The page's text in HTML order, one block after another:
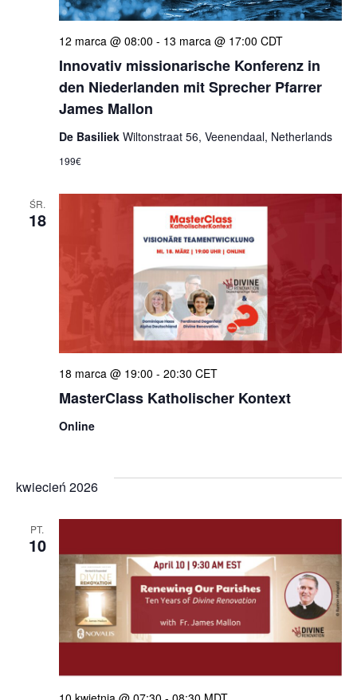
Innovativ missionarische Konferenz in
den Niederlanden mit Sprecher Pfarrer
James Mallon
12 marca @ 08:00 - 13 marca @ 17:00 CDT
De Basiliek Wiltonstraat 56, Veenendaal, Netherlands
199€
ŚR.
18
MasterClass Katholischer Kontext
18 marca @ 19:00 - 20:30 CET
Online
kwiecień 2026
PT.
10